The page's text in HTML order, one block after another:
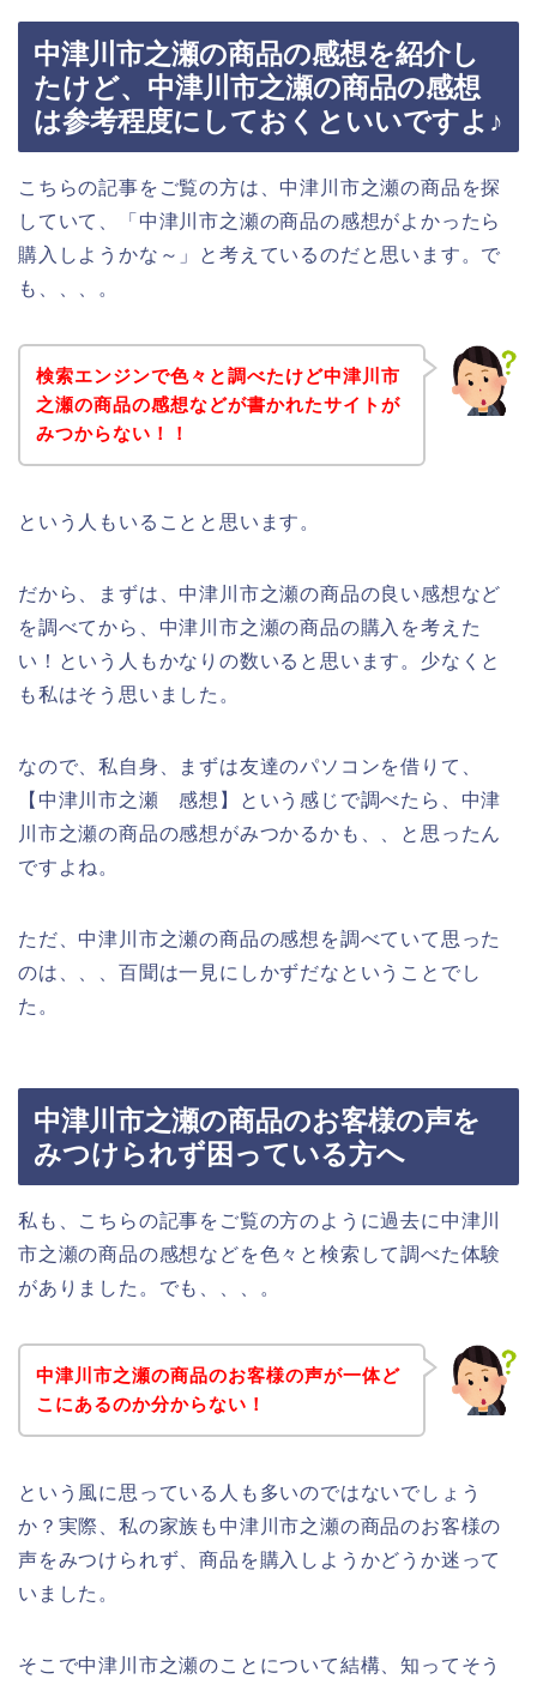
中津川市之瀬の商品の感想を紹介し
たけど、中津川市之瀬の商品の感想
は参考程度にしておくといいですよ♪
こちらの記事をご覧の方は、中津川市之瀬の商品を探
していて、「中津川市之瀬の商品の感想がよかったら
購入しようかな～」と考えているのだと思います。で
も、、、。
検索エンジンで色々と調べたけど中津川市
之瀬の商品の感想などが書かれたサイトが
みつからない！！
という人もいることと思います。
だから、まずは、中津川市之瀬の商品の良い感想など
を調べてから、中津川市之瀬の商品の購入を考えた
い！という人もかなりの数いると思います。少なくと
も私はそう思いました。
なので、私自身、まずは友達のパソコンを借りて、
【中津川市之瀬 感想】という感じで調べたら、中津
川市之瀬の商品の感想がみつかるかも、、と思ったん
ですよね。
ただ、中津川市之瀬の商品の感想を調べていて思った
のは、、、百聞は一見にしかずだなということでし
た。
中津川市之瀬の商品のお客様の声を
みつけられず困っている方へ
私も、こちらの記事をご覧の方のように過去に中津川
市之瀬の商品の感想などを色々と検索して調べた体験
がありました。でも、、、。
中津川市之瀬の商品のお客様の声が一体ど
こにあるのか分からない！
という風に思っている人も多いのではないでしょう
か？実際、私の家族も中津川市之瀬の商品のお客様の
声をみつけられず、商品を購入しようかどうか迷って
いました。
そこで中津川市之瀬のことについて結構、知ってそう